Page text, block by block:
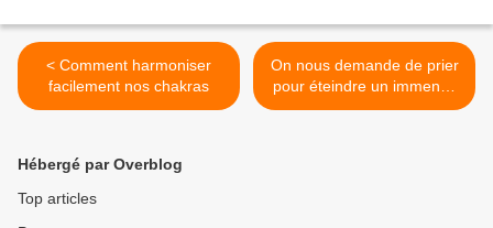
< Comment harmoniser
facilement nos chakras
On nous demande de prier
pour éteindre un immense
incendie en Australie mais
Hébergé par Overblog
Top articles